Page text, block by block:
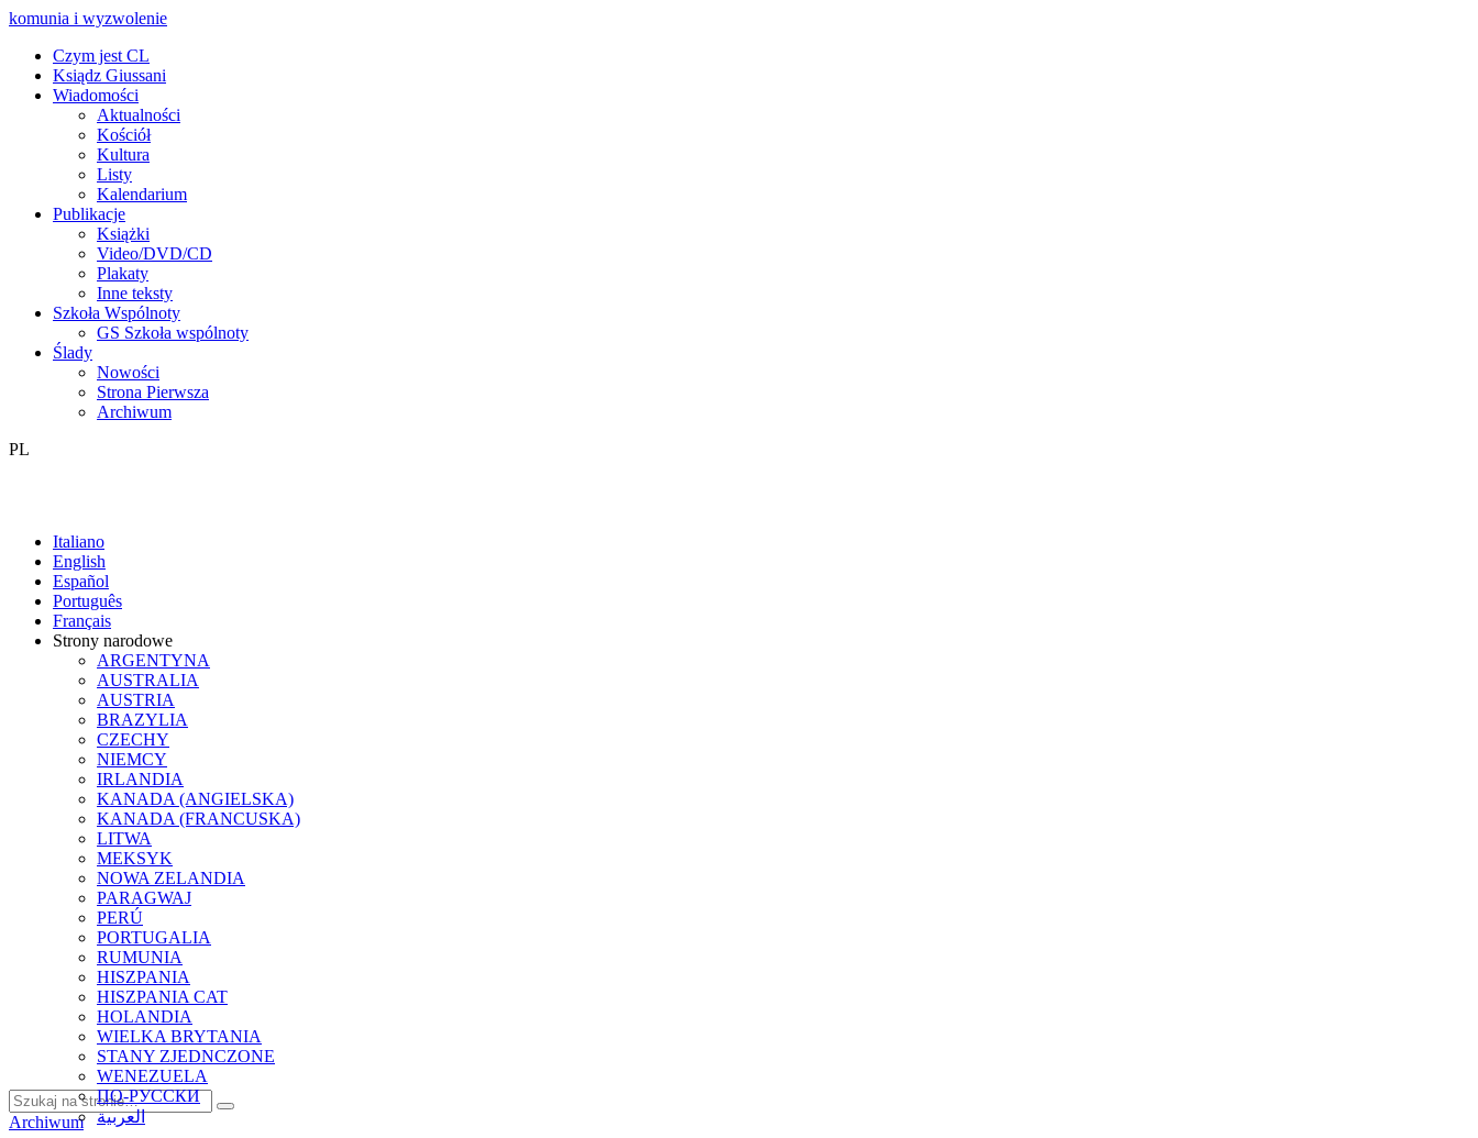
komunia i wyzwolenie
Czym jest CL
Ksiądz Giussani
Wiadomości
Aktualności
Kościół
Kultura
Listy
Kalendarium
Publikacje
Książki
Video/DVD/CD
Plakaty
Inne teksty
Szkoła Wspólnoty
GS Szkoła wspólnoty
Ślady
Nowości
Strona Pierwsza
Archiwum
PL
Italiano
English
Español
Português
Français
Strony narodowe
ARGENTYNA
AUSTRALIA
AUSTRIA
BRAZYLIA
CZECHY
NIEMCY
IRLANDIA
KANADA (ANGIELSKA)
KANADA (FRANCUSKA)
LITWA
MEKSYK
NOWA ZELANDIA
PARAGWAJ
PERÚ
PORTUGALIA
RUMUNIA
HISZPANIA
HISZPANIA CAT
HOLANDIA
WIELKA BRYTANIA
STANY ZJEDNCZONE
WENEZUELA
ПО-РУССКИ
العربية
Archiwum